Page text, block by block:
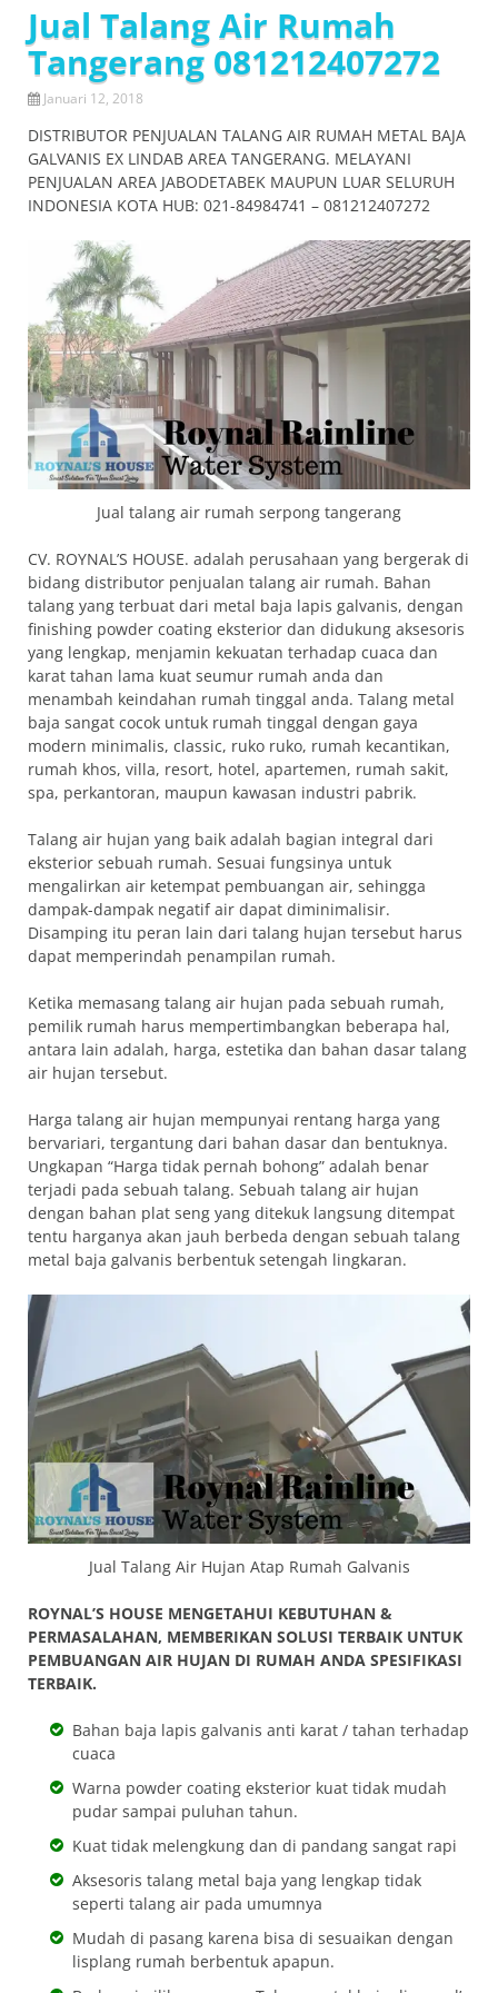
Jual Talang Air Rumah
Tangerang 081212407272
Januari 12, 2018
DISTRIBUTOR PENJUALAN TALANG AIR RUMAH METAL BAJA
GALVANIS EX LINDAB AREA TANGERANG. MELAYANI
PENJUALAN AREA JABODETABEK MAUPUN LUAR SELURUH
INDONESIA KOTA HUB: 021-84984741 – 081212407272
Jual talang air rumah serpong tangerang
CV. ROYNAL’S HOUSE. adalah perusahaan yang bergerak di
bidang distributor penjualan talang air rumah. Bahan
talang yang terbuat dari metal baja lapis galvanis, dengan
finishing powder coating eksterior dan didukung aksesoris
yang lengkap, menjamin kekuatan terhadap cuaca dan
karat tahan lama kuat seumur rumah anda dan
menambah keindahan rumah tinggal anda. Talang metal
baja sangat cocok untuk rumah tinggal dengan gaya
modern minimalis, classic, ruko ruko, rumah kecantikan,
rumah khos, villa, resort, hotel, apartemen, rumah sakit,
spa, perkantoran, maupun kawasan industri pabrik.
Talang air hujan yang baik adalah bagian integral dari
eksterior sebuah rumah. Sesuai fungsinya untuk
mengalirkan air ketempat pembuangan air, sehingga
dampak-dampak negatif air dapat diminimalisir.
Disamping itu peran lain dari talang hujan tersebut harus
dapat memperindah penampilan rumah.
Ketika memasang talang air hujan pada sebuah rumah,
pemilik rumah harus mempertimbangkan beberapa hal,
antara lain adalah, harga, estetika dan bahan dasar talang
air hujan tersebut.
Harga talang air hujan mempunyai rentang harga yang
bervariari, tergantung dari bahan dasar dan bentuknya.
Ungkapan “Harga tidak pernah bohong” adalah benar
terjadi pada sebuah talang. Sebuah talang air hujan
dengan bahan plat seng yang ditekuk langsung ditempat
tentu harganya akan jauh berbeda dengan sebuah talang
metal baja galvanis berbentuk setengah lingkaran.
Jual Talang Air Hujan Atap Rumah Galvanis
ROYNAL’S HOUSE MENGETAHUI KEBUTUHAN &
PERMASALAHAN, MEMBERIKAN SOLUSI TERBAIK UNTUK
PEMBUANGAN AIR HUJAN DI RUMAH ANDA SPESIFIKASI
TERBAIK.
Bahan baja lapis galvanis anti karat / tahan terhadap
cuaca
Warna powder coating eksterior kuat tidak mudah
pudar sampai puluhan tahun.
Kuat tidak melengkung dan di pandang sangat rapi
Aksesoris talang metal baja yang lengkap tidak
seperti talang air pada umumnya
Mudah di pasang karena bisa di sesuaikan dengan
lisplang rumah berbentuk apapun.